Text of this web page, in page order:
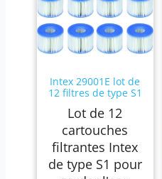
Intex 29001E lot de
12 filtres de type S1
Lot de 12
cartouches
filtrantes Intex
de type S1 pour